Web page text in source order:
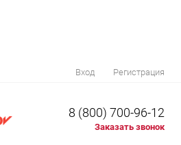
Вход Регистрация
8 (800) 700-96-12
Заказать звонок